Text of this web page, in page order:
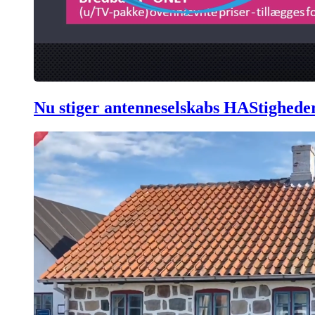
Nu stiger antenneselskabs